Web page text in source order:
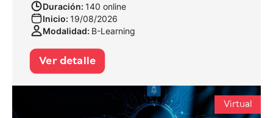
Duración: 140 online
Inicio: 19/08/2026
Modalidad: B-Learning
Ver detalle
Virtual